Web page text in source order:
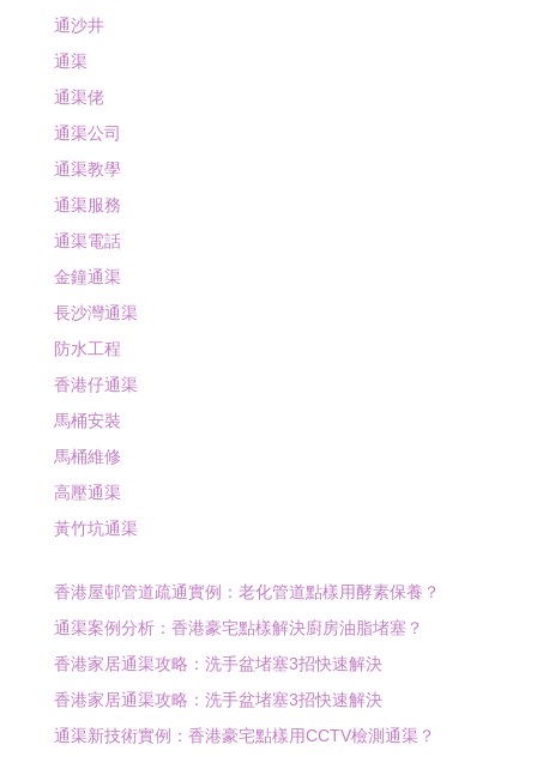
通沙井
通渠
通渠佬
通渠公司
通渠教學
通渠服務
通渠電話
金鐘通渠
長沙灣通渠
防水工程
香港仔通渠
馬桶安裝
馬桶維修
高壓通渠
黃竹坑通渠
香港屋邨管道疏通實例：老化管道點樣用酵素保養？
通渠案例分析：香港豪宅點樣解決廚房油脂堵塞？
香港家居通渠攻略：洗手盆堵塞3招快速解決
香港家居通渠攻略：洗手盆堵塞3招快速解決
通渠新技術實例：香港豪宅點樣用CCTV檢測通渠？